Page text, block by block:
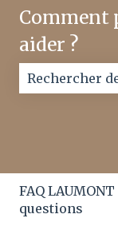
Comment
aider ?
FAQ
questions